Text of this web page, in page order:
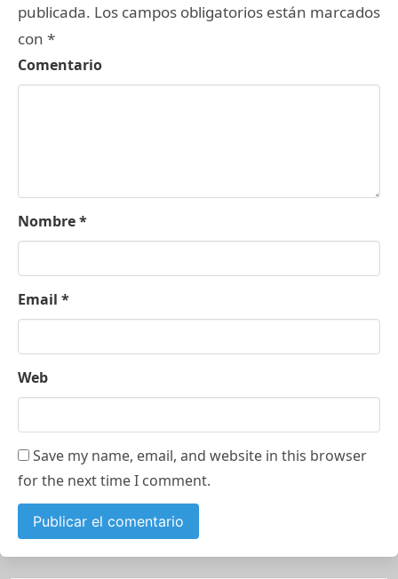
publicada. Los campos obligatorios están marcados
con *
Comentario
Nombre*
Email *
Web
Save my name, email, and website in this browser
for the next time I comment.